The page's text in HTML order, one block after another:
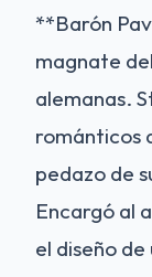
**Barón
magnate
alemanas.
románticos
pedazo de
Encargó al
el diseño